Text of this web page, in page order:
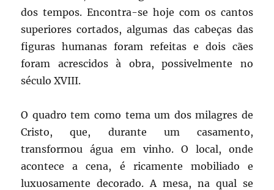
dos tempos. Encontra-se hoje com os cantos
superiores cortados, algumas das cabeças das
figuras humanas foram refeitas e dois cães
foram acrescidos à obra, possivelmente no
século XVIII.
O quadro tem como tema um dos milagres de
Cristo, que, durante um casamento,
transformou água em vinho. O local, onde
acontece a cena, é ricamente mobiliado e
luxuosamente decorado. A mesa, na qual se